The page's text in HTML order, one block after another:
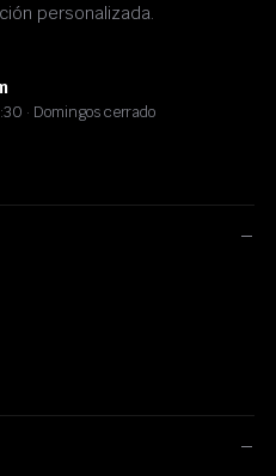
personalizada.
· Domingos cerrado